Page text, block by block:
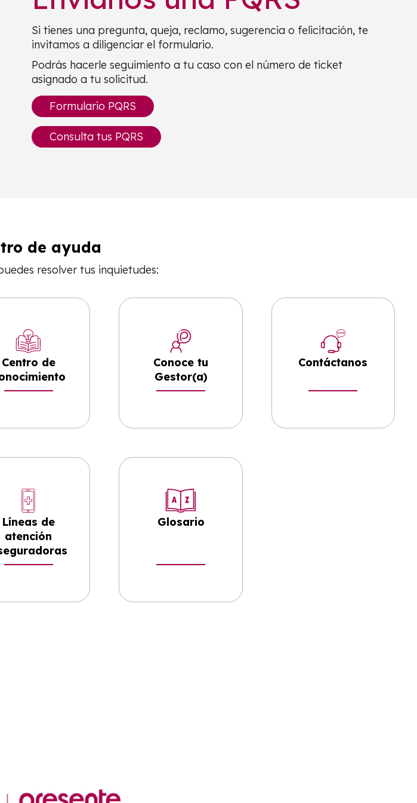
Si tienes una pregunta, queja, reclamo, sugerencia o felicitación, te
invitamos a diligenciar el formulario.
Podrás hacerle seguimiento a tu caso con el número de ticket
asignado a tu solicitud.
Formulario PQRS
Consulta tus PQRS
de ayuda
resolver tus inquietudes:
Centro de
Conoce tu
Gestor(a)
Contáctanos
Líneas de
atención
Glosario